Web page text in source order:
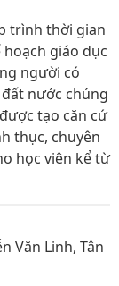
trình thời gian
giáo dục
người có
nước chúng
tạo căn cứ
thục, chuyên
học viên kể từ
Văn Linh, Tân